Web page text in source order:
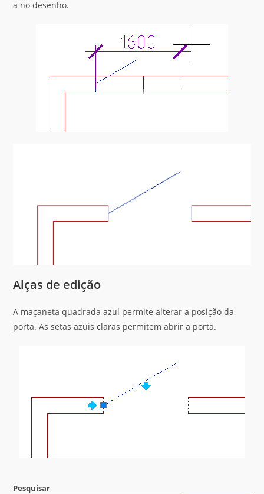
a no desenho.
Alças de edição
A maçaneta quadrada azul permite alterar a posição da
porta. As setas azuis claras permitem abrir a porta.
Pesquisar